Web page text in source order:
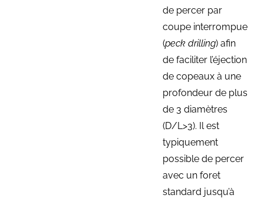
de percer par
coupe interrompue
(peck drilling) afin
de faciliter l’éjection
de copeaux à une
profondeur de plus
de 3 diamètres
(D/L>3). Il est
typiquement
possible de percer
avec un foret
standard jusqu’à